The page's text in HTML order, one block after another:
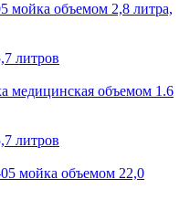
мойка объемом 2,8 литра,
медицинская объемом 1.6
мойка объемом 22,0